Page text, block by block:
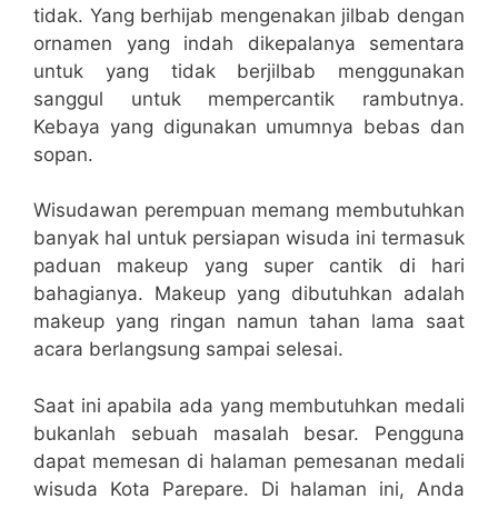
tidak. Yang berhijab mengenakan jilbab dengan
ornamen yang indah dikepalanya sementara
untuk yang tidak berjilbab menggunakan
sanggul untuk mempercantik rambutnya.
Kebaya yang digunakan umumnya bebas dan
sopan.
Wisudawan perempuan memang membutuhkan
banyak hal untuk persiapan wisuda ini termasuk
paduan makeup yang super cantik di hari
bahagianya. Makeup yang dibutuhkan adalah
makeup yang ringan namun tahan lama saat
acara berlangsung sampai selesai.
Saat ini apabila ada yang membutuhkan medali
bukanlah sebuah masalah besar. Pengguna
dapat memesan di halaman pemesanan medali
wisuda Kota Parepare. Di halaman ini, Anda